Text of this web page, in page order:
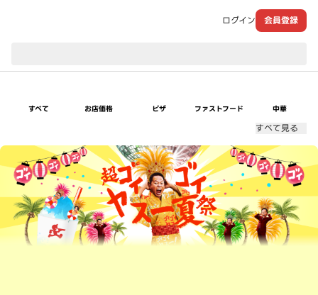
ログイン 会員登録
すべて お店価格 ピザ ファストフード 中華
すべて見る
超ゴイゴイヤスー夏祭